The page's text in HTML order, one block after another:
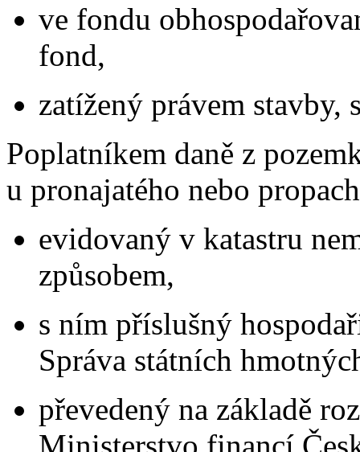
ve fondu
fond,
zatížený právem stavby,
Poplatníkem daně z
u pronajatého nebo
evidovaný v katastru
způsobem,
s ním příslušný
Správa státních
převedený na základě